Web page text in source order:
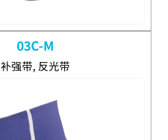
03C-M
补强带, 反光带